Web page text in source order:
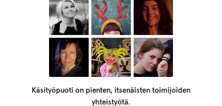
Käsityöpuoti on pienten, itsenäisten toimijoiden
yhteistyötä.